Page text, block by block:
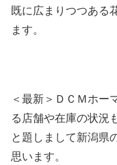
既に広まりつつある
ます。
＜最新＞ＤＣＭホー
る店舗や在庫の状況
と題しまして新潟県
思います。